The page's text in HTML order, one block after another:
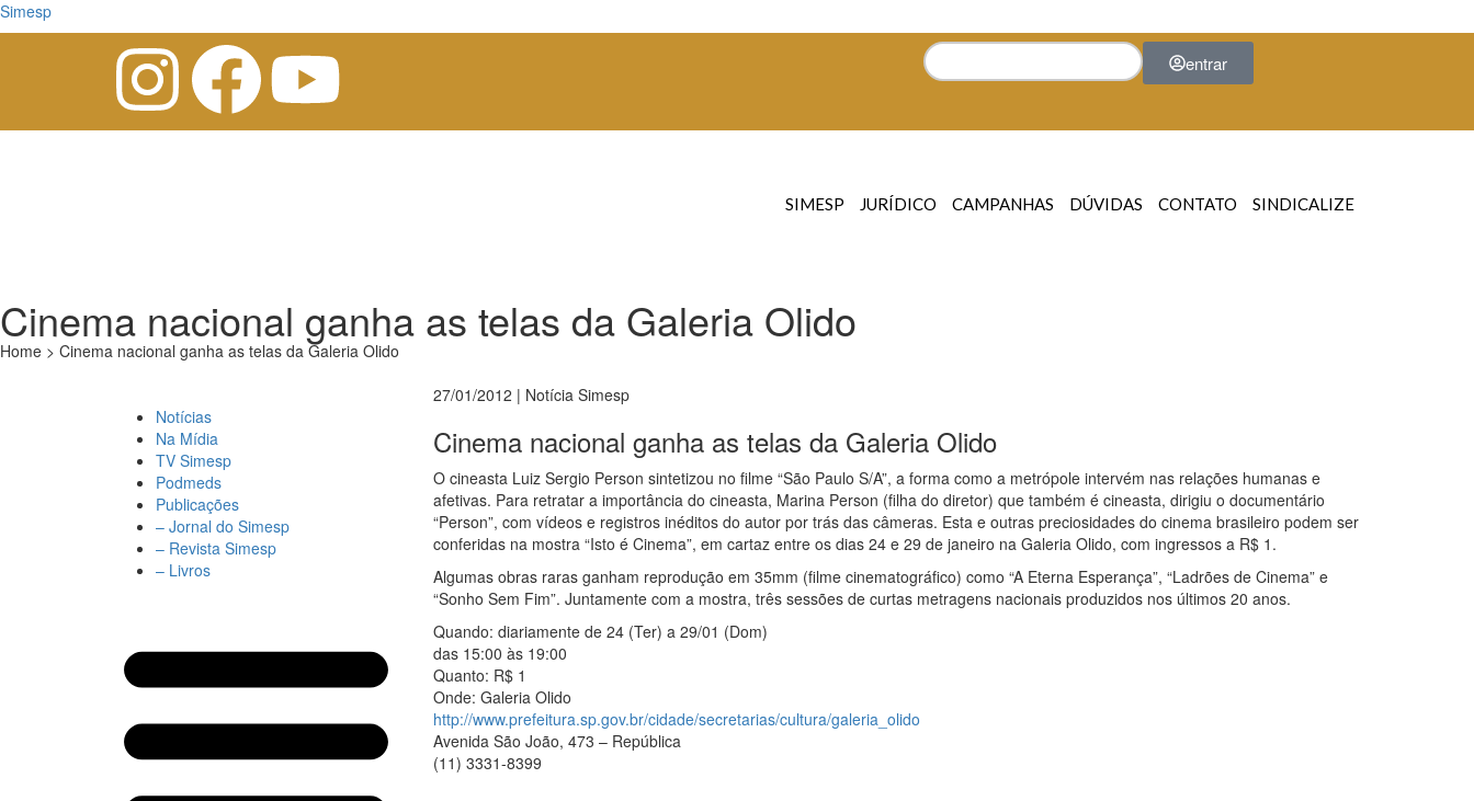
Simesp
entrar
SIMESP JURÍDICO CAMPANHAS DÚVIDAS CONTATO SINDICALIZE
Cinema nacional ganha as telas da Galeria Olido
Home > Cinema nacional ganha as telas da Galeria Olido
Notícias
Na Mídia
TV Simesp
Podmeds
Publicações
– Jornal do Simesp
– Revista Simesp
– Livros
27/01/2012 | Notícia Simesp
Cinema nacional ganha as telas da Galeria Olido
O cineasta Luiz Sergio Person sintetizou no filme “São Paulo S/A”, a forma como a metrópole intervém nas relações humanas e
afetivas. Para retratar a importância do cineasta, Marina Person (filha do diretor) que também é cineasta, dirigiu o documentário
“Person”, com vídeos e registros inéditos do autor por trás das câmeras. Esta e outras preciosidades do cinema brasileiro podem ser
conferidas na mostra “Isto é Cinema”, em cartaz entre os dias 24 e 29 de janeiro na Galeria Olido, com ingressos a R$ 1.
Algumas obras raras ganham reprodução em 35mm (filme cinematográfico) como “A Eterna Esperança”, “Ladrões de Cinema” e
“Sonho Sem Fim”. Juntamente com a mostra, três sessões de curtas metragens nacionais produzidos nos últimos 20 anos.
Quando: diariamente de 24 (Ter) a 29/01 (Dom)
das 15:00 às 19:00
Quanto: R$ 1
Onde: Galeria Olido
http://www.prefeitura.sp.gov.br/cidade/secretarias/cultura/galeria_olido
Avenida São João, 473 – República
(11) 3331-8399